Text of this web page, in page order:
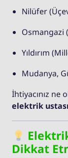
Nilüfer
Osmangazi
Yıldırım
Mudanya,
İhtiyacınız ne
elektrik ustası
Dikkat